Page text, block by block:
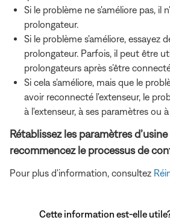
Si le problème ne s'améliore pas, il
prolongateur.
Si le problème s'améliore, essayez
prolongateur. Parfois, il peut être
prolongateurs après s’être
Si cela s'améliore, mais que le
avoir reconnecté l'extenseur, le
à l'extenseur, à ses paramètres ou
Rétablissez les paramètres
recommencez le processus de
Pour plus d'information, consultez
Cette information est-elle